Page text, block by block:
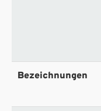
Bezeichnungen